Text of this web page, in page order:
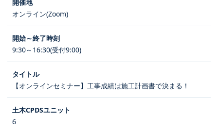
オンライン(Zoom)
9:30～16:30(受付9:00)
【オンラインセミナー】工事成績は施工計画書で決まる！
6